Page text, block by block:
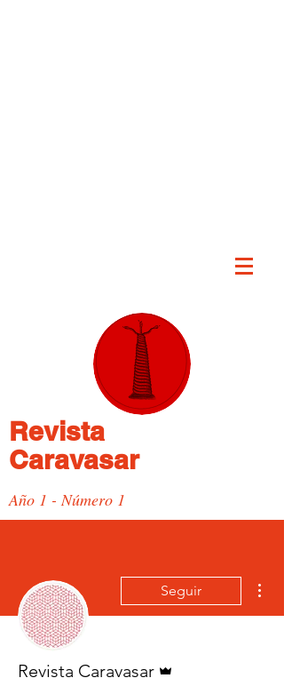
Revista
Caravasar
Año 1 - Número 1
Seguir
Revista Caravasar